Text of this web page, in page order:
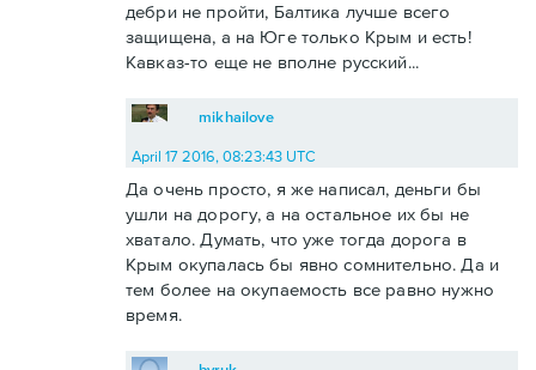
дебри не пройти, Балтика лучше всего
защищена, а на Юге только Крым и есть!
Кавказ-то еще не вполне русский...
mikhailove
April 17 2016, 08:23:43 UTC
Да очень просто, я же написал, деньги бы
ушли на дорогу, а на остальное их бы не
хватало. Думать, что уже тогда дорога в
Крым окупалась бы явно сомнительно. Да и
тем более на окупаемость все равно нужно
время.